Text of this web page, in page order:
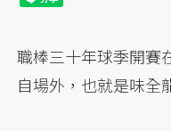
職棒三十年球季開賽
自場外，也就是味全